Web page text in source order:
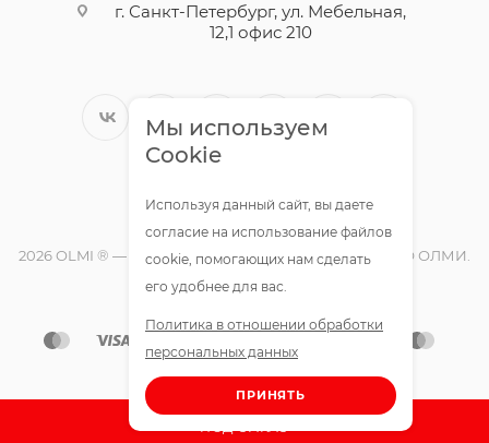
ПОД ЗАКАЗ
г. Санкт-Петербург, ул. Мебельная,
12,1 офис 210
2026 OLMI ® — официальный интернет-магазин ООО ОЛМИ.
Все права защищены.
Мы используем
Cookie
Используя данный сайт, вы даете
согласие на использование файлов
cookie, помогающих нам сделать
его удобнее для вас.
Политика в отношении обработки
персональных данных
ПРИНЯТЬ